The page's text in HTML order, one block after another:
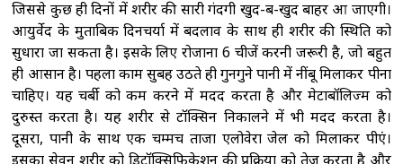
जिससे कुछ ही दिनों में शरीर की सारी गंदगी खुद-ब-खुद बाहर आ जाएगी।
आयुर्वेद के मुताबिक दिनचर्या में बदलाव के साथ ही शरीर की स्थिति को
सुधारा जा सकता है। इसके लिए रोजाना 6 चीजें करनी जरूरी है, जो बहुत
ही आसान है। पहला काम सुबह उठते ही गुनगुने पानी में नींबू मिलाकर पीना
चाहिए। यह चर्बी को कम करने में मदद करता है और मेटाबॉलिज्म को
दुरुस्त करता है। यह शरीर से टॉक्सिन निकालने में भी मदद करता है।
दूसरा, पानी के साथ एक चम्मच ताजा एलोवेरा जेल को मिलाकर पीएं।
इसका सेवन शरीर को डिटॉक्सिफिकेशन की प्रक्रिया को तेज करता है और